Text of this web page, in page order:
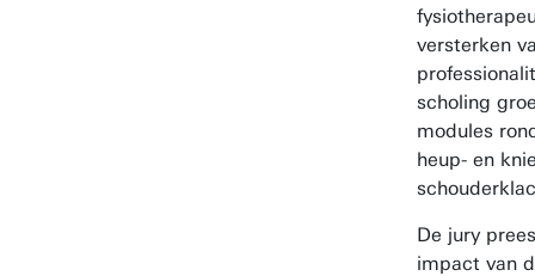
versterken
scholing
modules
heup- en
De jury
impact van